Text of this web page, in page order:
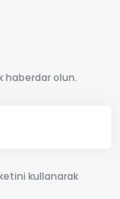
haberdar olun.
kullanarak